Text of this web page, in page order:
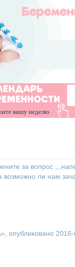
вашу неделю
за вопрос
возможно ли нам
», опубликовано